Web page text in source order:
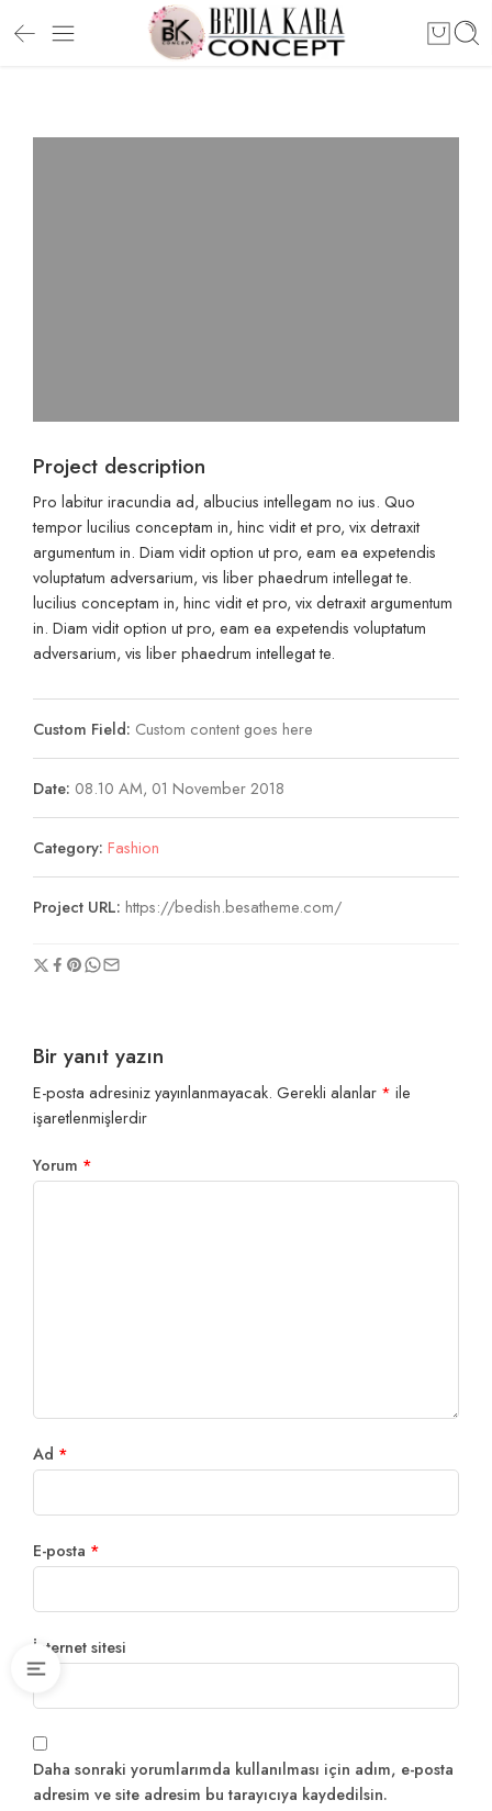
Project description
Pro labitur iracundia ad, albucius intellegam no ius. Quo
tempor lucilius conceptam in, hinc vidit et pro, vix detraxit
argumentum in. Diam vidit option ut pro, eam ea expetendis
voluptatum adversarium, vis liber phaedrum intellegat te.
lucilius conceptam in, hinc vidit et pro, vix detraxit argumentum
in. Diam vidit option ut pro, eam ea expetendis voluptatum
adversarium, vis liber phaedrum intellegat te.
Custom Field: Custom content goes here
Date: 08.10 AM, 01 November 2018
Category: Fashion
Project URL: https://bedish.besatheme.com/
Bir yanıt yazın
E-posta adresiniz yayınlanmayacak. Gerekli alanlar * ile
işaretlenmişlerdir
Yorum *
Ad *
E-posta *
İnternet sitesi
Daha sonraki yorumlarımda kullanılması için adım, e-posta
adresim ve site adresim bu tarayıcıya kaydedilsin.